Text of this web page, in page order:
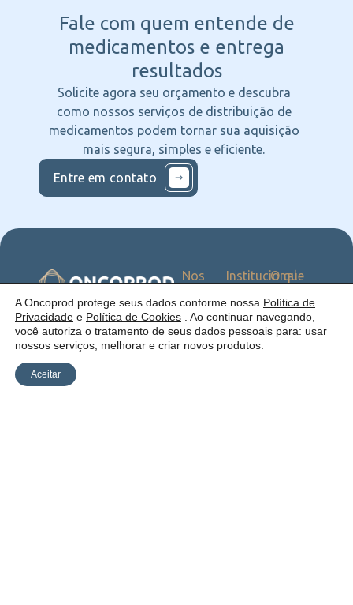
Fale com quem entende de
medicamentos e entrega
resultados
Solicite agora seu orçamento e descubra
como nossos serviços de distribuição de
medicamentos podem tornar sua aquisição
mais segura, simples e eficiente.
Entre em contato
Uma empresa:
Institucional
somos
Como
atuamos
Estrutura
Blog
O que
Serviços
Catálogo
Nos
nas
Redes
A Oncoprod protege seus dados conforme nossa Política de
Privacidade e Política de Cookies . Ao continuar navegando,
você autoriza o tratamento de seus dados pessoais para: usar
nossos serviços, melhorar e criar novos produtos.
Aceitar